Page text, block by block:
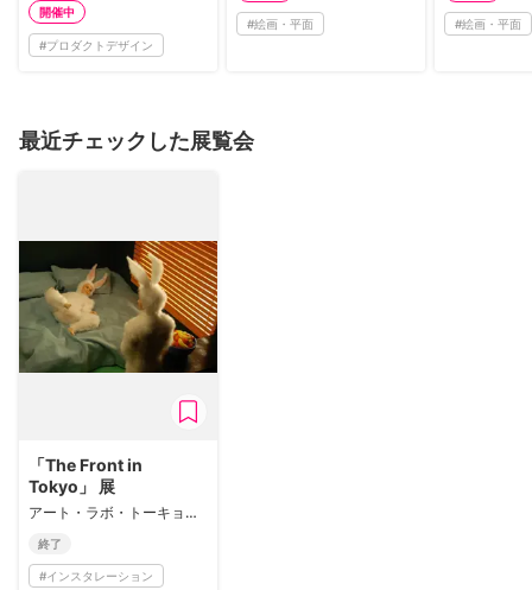
開催中
#プロダクトデザイン
#絵画・平面 #絵画・平面
最近チェックした展覧会
「The Front in
Tokyo」 展
アート・ラボ・トーキョー/アサクサ
終了
#インスタレーション